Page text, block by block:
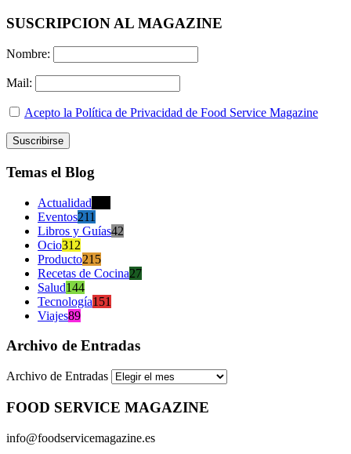
SUSCRIPCION AL MAGAZINE
Nombre:
Mail:
Acepto la Política de Privacidad de Food Service Magazine
Temas el Blog
Actualidad
Eventos211
Libros y Guías42
Ocio312
Producto215
Recetas de Cocina27
Salud144
Tecnología151
Viajes89
Archivo de Entradas
Archivo de Entradas
FOOD SERVICE MAGAZINE
info@foodservicemagazine.es